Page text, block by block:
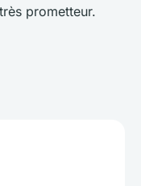
prometteur.